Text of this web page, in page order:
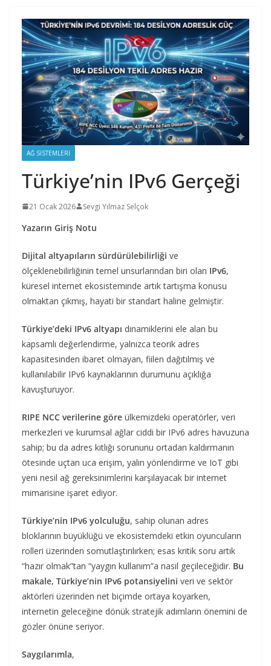
AĞ SISTEMLERI
Türkiye’nin IPv6 Gerçeği
21 Ocak 2026 Sevgi Yılmaz Selçok
Yazarın Giriş Notu
Dijital altyapıların sürdürülebilirliği ve
ölçeklenebilirliğinin temel unsurlarından biri olan IPv6,
küresel internet ekosisteminde artık tartışma konusu
olmaktan çıkmış, hayati bir standart haline gelmiştir.
Türkiye’deki IPv6 altyapı dinamiklerini ele alan bu
kapsamlı değerlendirme, yalnızca teorik adres
kapasitesinden ibaret olmayan, fiilen dağıtılmış ve
kullanılabilir IPv6 kaynaklarının durumunu açıklığa
kavuşturuyor.
RIPE NCC verilerine göre ülkemizdeki operatörler, veri
merkezleri ve kurumsal ağlar ciddi bir IPv6 adres havuzuna
sahip; bu da adres kıtlığı sorununu ortadan kaldırmanın
ötesinde uçtan uca erişim, yalın yönlendirme ve IoT gibi
yeni nesil ağ gereksinimlerini karşılayacak bir internet
mimarisine işaret ediyor.
Türkiye’nin IPv6 yolculuğu, sahip olunan adres
bloklarının büyüklüğü ve ekosistemdeki etkin oyuncuların
rolleri üzerinden somutlaştırılırken; esas kritik soru artık
“hazır olmak”tan “yaygın kullanım”a nasıl geçileceğidir. Bu
makale, Türkiye’nin IPv6 potansiyelini veri ve sektör
aktörleri üzerinden net biçimde ortaya koyarken,
internetin geleceğine dönük stratejik adımların önemini de
gözler önüne seriyor.
Saygılarımla,